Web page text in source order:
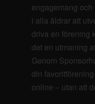
engagemang
i alla åldrar att
driva en förening
det en utmaning
Genom
din
online – utan att